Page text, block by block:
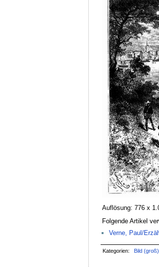
Auflösung: 776 x
Folgende Artikel
Verne, Paul/
Kategorien: Bild (groß)